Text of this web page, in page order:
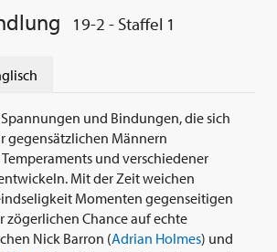
19-2 - Staffel 1
und Bindungen, die sich
gegensätzlichen Männern
und verschiedener
Mit der Zeit weichen
Momenten gegenseitigen
zögerlichen Chance auf echte
Nick Barron (Adrian Holmes) und